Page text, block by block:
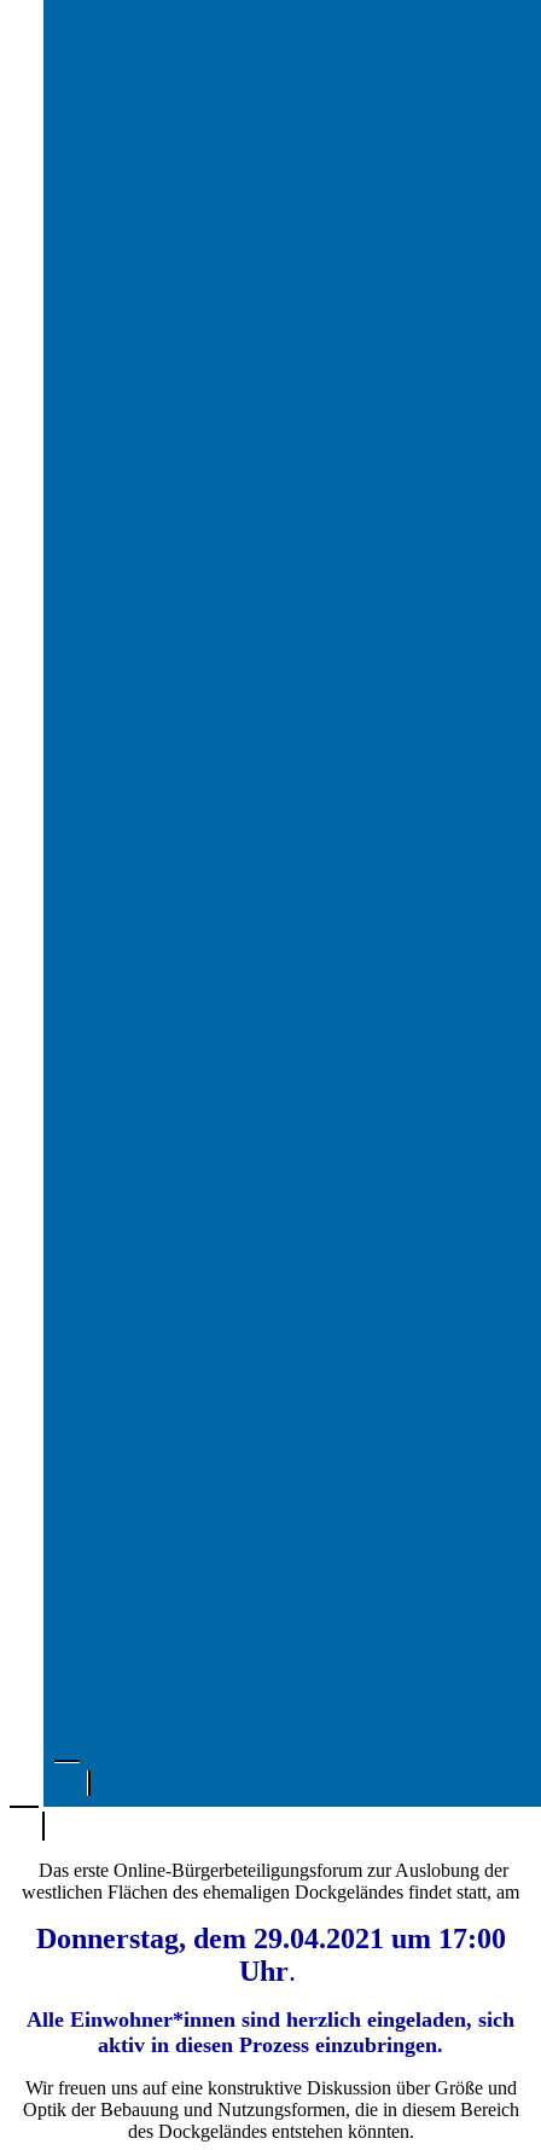
Das erste Online-Bürgerbeteiligungsforum zur Auslobung der
westlichen Flächen des ehemaligen Dockgeländes findet statt, am
Donnerstag, dem 29.04.2021 um 17:00
Uhr.
Alle Einwohner*innen sind herzlich eingeladen, sich
aktiv in diesen Prozess einzubringen.
Wir freuen uns auf eine konstruktive Diskussion über Größe und
Optik der Bebauung und Nutzungsformen, die in diesem Bereich
des Dockgeländes entstehen könnten.